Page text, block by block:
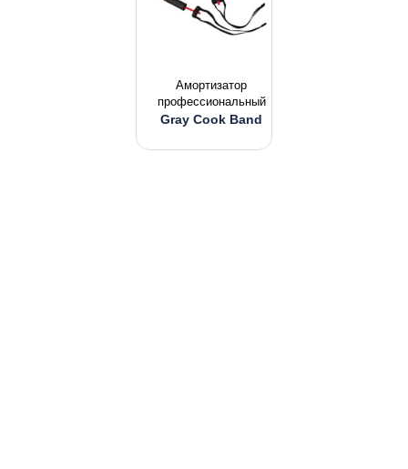
Амортизатор
профессиональный
Gray Cook Band